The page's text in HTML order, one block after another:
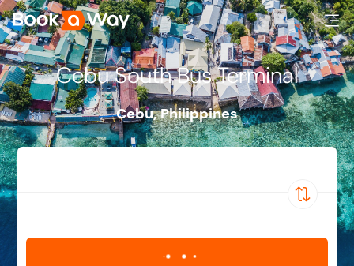
Cebu South Bus Terminal
Cebu,Philippines